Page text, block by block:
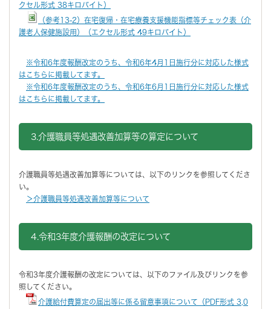
クセル形式 38キロバイト）
（参考13-2）在宅復帰・在宅療養支援機能指標等チェック表（介
護老人保健施設用）（エクセル形式 49キロバイト）
※令和6年度報酬改定のうち、令和6年4月1日施行分に対応した様式
はこちらに掲載してます。
※令和6年度報酬改定のうち、令和6年6月1日施行分に対応した様式
はこちらに掲載してます。
3.介護職員等処遇改善加算等の算定について
介護職員等処遇改善加算等については、以下のリンクを参照してくださ
い。
＞介護職員等処遇改善加算等について
4.令和3年度介護報酬の改定について
令和3年度介護報酬の改定については、以下のファイル及びリンクを参
照してください。
介護給付費算定の届出等に係る留意事項について（PDF形式 3,0